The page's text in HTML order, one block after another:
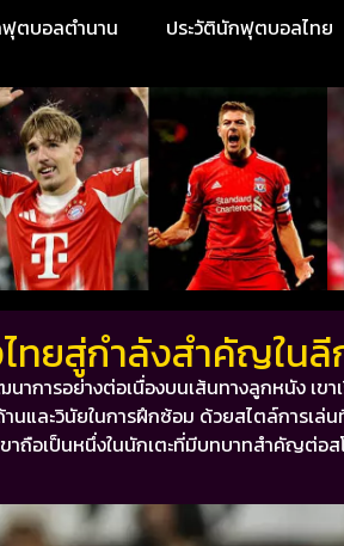
ฟุตบอลตำนาน ประวัตินักฟุตบอลไทย
ไทยสู่กำลังสำคัญใน
การอย่างต่อเนื่องบนเส้นทางลูกหนัง เขา
นและวินัยในการฝึกซ้อม ด้วยสไตล์การเล่
าถือเป็นหนึ่งในนักเตะที่มีบทบาทสำคัญต่อส